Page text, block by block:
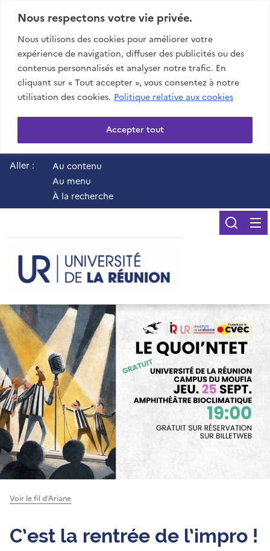
Nous respectons votre vie privée.
Nous utilisons des cookies pour améliorer votre
expérience de navigation, diffuser des publicités ou des
contenus personnalisés et analyser notre trafic. En
cliquant sur « Tout accepter », vous consentez à notre
utilisation des cookies. Politique relative aux cookies
Accepter tout
Aller :
Au contenu
Au menu
À la recherche
Voir le fil d’Ariane
C’est la rentrée de l’impro !